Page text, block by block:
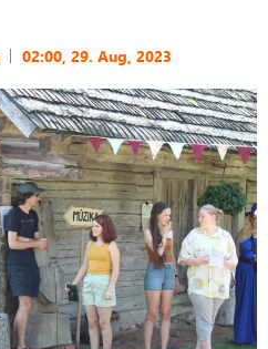
02:00, 29. Aug, 2023